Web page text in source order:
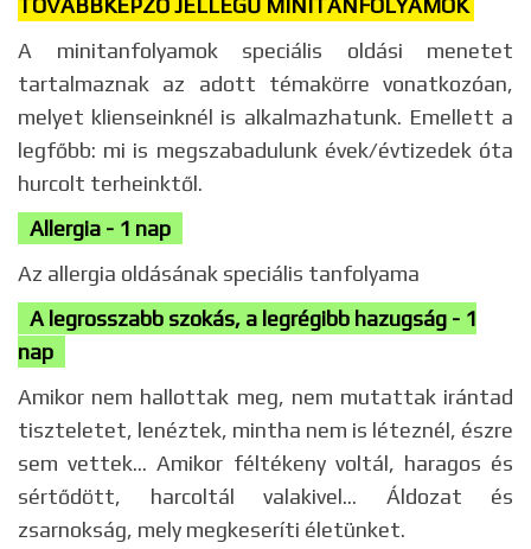
TOVÁBBKÉPZŐ JELLEGŰ MINITANFOLYAMOK
A minitanfolyamok speciális oldási menetet
tartalmaznak az adott témakörre vonatkozóan,
melyet klienseinknél is alkalmazhatunk. Emellett a
legfőbb: mi is megszabadulunk évek/évtizedek óta
hurcolt terheinktől.
Allergia - 1 nap
Az allergia oldásának speciális tanfolyama
A legrosszabb szokás, a legrégibb hazugság - 1
nap
Amikor nem hallottak meg, nem mutattak irántad
tiszteletet, lenéztek, mintha nem is léteznél, észre
sem vettek... Amikor féltékeny voltál, haragos és
sértődött, harcoltál valakivel... Áldozat és
zsarnokság, mely megkeseríti életünket.